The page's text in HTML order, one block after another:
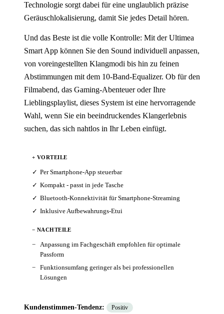
Technologie sorgt dabei für eine unglaublich präzise
Geräuschlokalisierung, damit Sie jedes Detail hören.
Und das Beste ist die volle Kontrolle: Mit der Ultimea
Smart App können Sie den Sound individuell anpassen,
von voreingestellten Klangmodi bis hin zu feinen
Abstimmungen mit dem 10-Band-Equalizer. Ob für den
Filmabend, das Gaming-Abenteuer oder Ihre
Lieblingsplaylist, dieses System ist eine hervorragende
Wahl, wenn Sie ein beeindruckendes Klangerlebnis
suchen, das sich nahtlos in Ihr Leben einfügt.
+ VORTEILE
Per Smartphone-App steuerbar
Kompakt - passt in jede Tasche
Bluetooth-Konnektivität für Smartphone-Streaming
Inklusive Aufbewahrungs-Etui
− NACHTEILE
Anpassung im Fachgeschäft empfohlen für optimale
Passform
Funktionsumfang geringer als bei professionellen
Lösungen
Kundenstimmen-Tendenz: Positiv